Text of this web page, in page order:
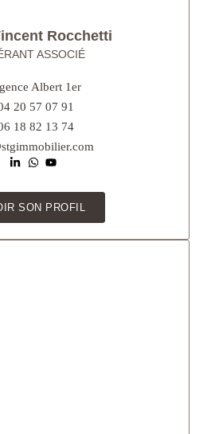
Rocchetti
ASSOCIÉ
Albert 1er
20 57 07 91
18 82 13 74
SON PROFIL